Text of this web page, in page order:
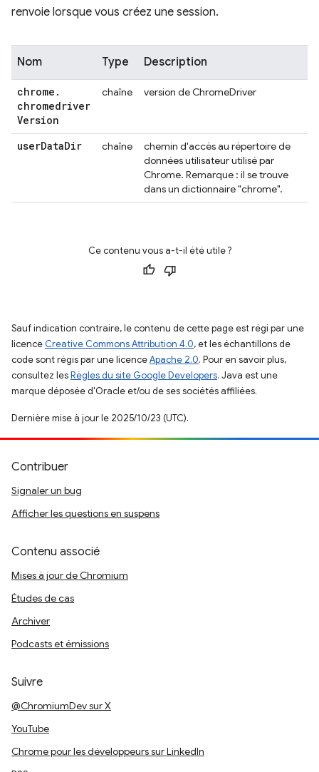
renvoie lorsque vous créez une session.
Nom Type Description
chrome .
chromedriver
Version
chaîne version de ChromeDriver
userDataDir chaîne
chemin d'accès au répertoire de
données utilisateur utilisé par
Chrome. Remarque : il se trouve
dans un dictionnaire "chrome".
Ce contenu vous a-t-il été utile ?
Sauf indication contraire, le contenu de cette page est régi par une
licence Creative Commons Attribution 4.0, et les échantillons de
code sont régis par une licenceApache 2.0. Pour en savoir plus,
consultez lesRègles du site Google Developers. Java est une
marque déposée d'Oracle et/ou de ses sociétés affiliées.
Dernière mise à jour le 2025/10/23 (UTC).
Contribuer
Signaler un bug
Afficher les questions en suspens
Contenu associé
Mises à jour de Chromium
Études de cas
Archiver
Podcasts et émissions
Suivre
@ChromiumDev sur X
YouTube
Chrome pour les développeurs sur LinkedIn